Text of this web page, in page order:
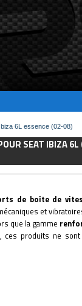
6L essence (02-08)
SEAT IBIZA
de boîte de
et
que la gamme
ces produits ne sont